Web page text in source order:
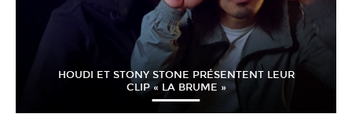
HOUDI ET STONY STONE PRÉSENTENT LEUR
CLIP « LA BRUME »